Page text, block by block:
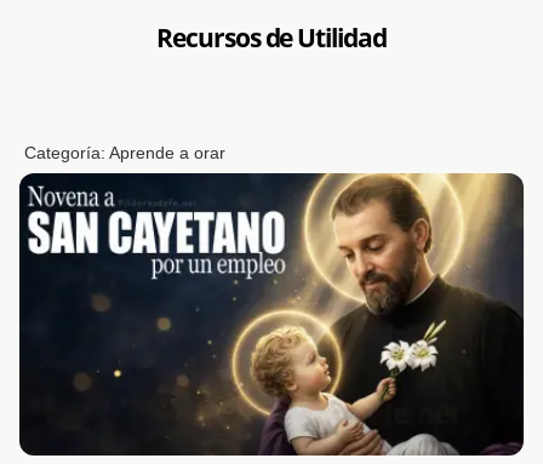
Recursos de Utilidad
Categoría:Aprende a orar